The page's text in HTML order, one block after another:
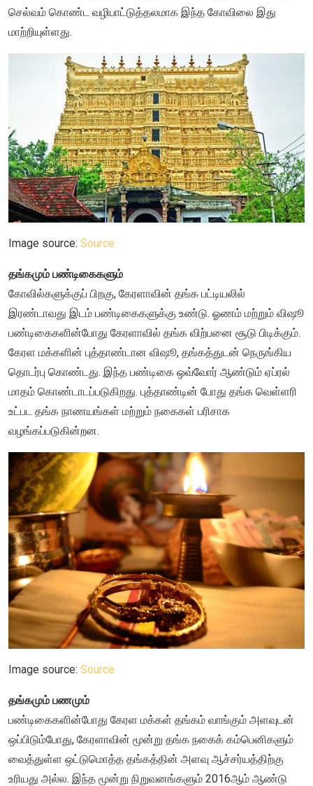
செல்வம் கொண்ட வழிபாட்டுத்தலமாக இந்த கோவிலை இது
மாற்றியுள்ளது.
Image source: Source
தங்கமும் பண்டிகைகளும்
கோவில்களுக்குப் பிறகு, கேரளாவின் தங்க பட்டியலில்
இரண்டாவது இடம் பண்டிகைகளுக்கு உண்டு. ஓணம் மற்றும் விஷூ
பண்டிகைகளின்போது கேரளாவில் தங்க விற்பனை சூடு பிடிக்கும்.
கேரள மக்களின் புத்தாண்டான விஷூ, தங்கத்துடன் நெருங்கிய
தொடர்பு கொண்டது. இந்த பண்டிகை ஒவ்வோர் ஆண்டும் ஏப்ரல்
மாதம் கொண்டாடப்படுகிறது. புத்தாண்டின் போது தங்க வெள்ளரி
உட்பட தங்க நாணயங்கள் மற்றும் நகைகள் பரிசாக
வழங்கப்படுகின்றன.
Image source: Source
தங்கமும் பணமும்
பண்டிகைகளின்போது கேரள மக்கள் தங்கம் வாங்கும் அளவுடன்
ஒப்பிடும்போது, கேரளாவின் மூன்று தங்க நகைக் கம்பெனிகளும்
வைத்துள்ள ஒட்டுமொத்த தங்கத்தின் அளவு ஆச்சர்யத்திற்கு
உரியது அல்ல. இந்த மூன்று நிறுவனங்களும் 2016ஆம் ஆண்டு